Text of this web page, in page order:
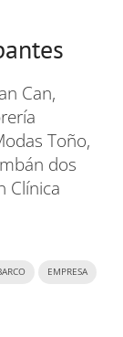
Can,
Toño,
dos
Clínica
EMPRESA